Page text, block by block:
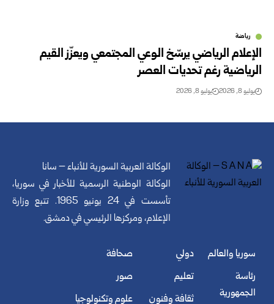
رياضة
الإعلام الرياضي يرسّخ الوعي المجتمعي ويعزّز القيم
الرياضية رغم تحديات العصر
يوليو 8, 2026 يوليو 8, 2026
الوكالة العربية السورية للأنباء – سانا
الوكالة الوطنية الرسمية للأخبار في سوريا،
تأسست في 24 يونيو 1965. تتبع وزارة
الإعلام، ومركزها الرئيسي في دمشق.
سوريا والعالم
رئاسة
الجمهورية
دولي
تعليم
ثقافة وفنون
صحافة
صور
علوم وتكنولوجيا